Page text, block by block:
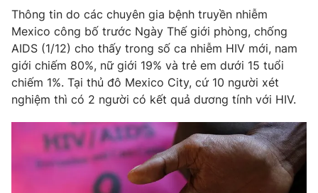
Phim VTV
Hậu trường
Nhân vật
Khán giả
Giải sao mai
Giải trí
Điện ảnh
Âm nhạc
Sao
Đời sống
Du lịch
Làm đẹp
Chất lượng cuộc sống
Giáo dục
Tuyển sinh
Học trực tuyến
Công nghệ
Hitech Công nghệ tương lai
Giao lưu trực tuyến
Thông tin do các chuyên gia bệnh truyền nhiễm
Mexico công bố trước Ngày Thế giới phòng, chống
AIDS (1/12) cho thấy trong số ca nhiễm HIV mới, nam
giới chiếm 80%, nữ giới 19% và trẻ em dưới 15 tuổi
chiếm 1%. Tại thủ đô Mexico City, cứ 10 người xét
nghiệm thì có 2 người có kết quả dương tính với HIV.